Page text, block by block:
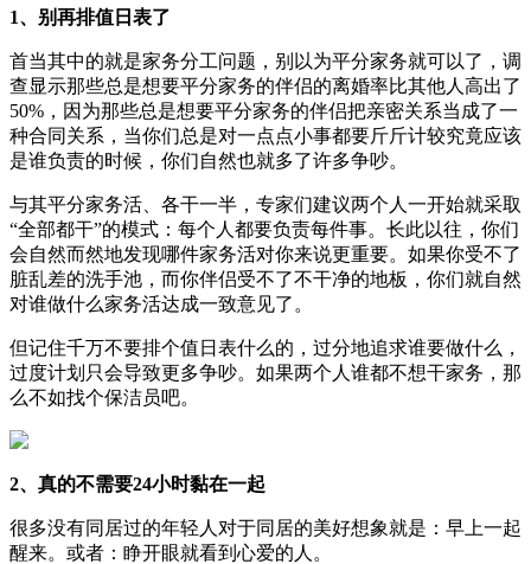
1、别再排值日表了
首当其中的就是家务分工问题，别以为平分家务就可以了，调
查显示那些总是想要平分家务的伴侣的离婚率比其他人高出了
50%，因为那些总是想要平分家务的伴侣把亲密关系当成了一
种合同关系，当你们总是对一点点小事都要斤斤计较究竟应该
是谁负责的时候，你们自然也就多了许多争吵。
与其平分家务活、各干一半，专家们建议两个人一开始就采取
“全部都干”的模式：每个人都要负责每件事。长此以往，你们
会自然而然地发现哪件家务活对你来说更重要。如果你受不了
脏乱差的洗手池，而你伴侣受不了不干净的地板，你们就自然
对谁做什么家务活达成一致意见了。
但记住千万不要排个值日表什么的，过分地追求谁要做什么，
过度计划只会导致更多争吵。如果两个人谁都不想干家务，那
么不如找个保洁员吧。
2、真的不需要24小时黏在一起
很多没有同居过的年轻人对于同居的美好想象就是：早上一起
醒来。或者：睁开眼就看到心爱的人。